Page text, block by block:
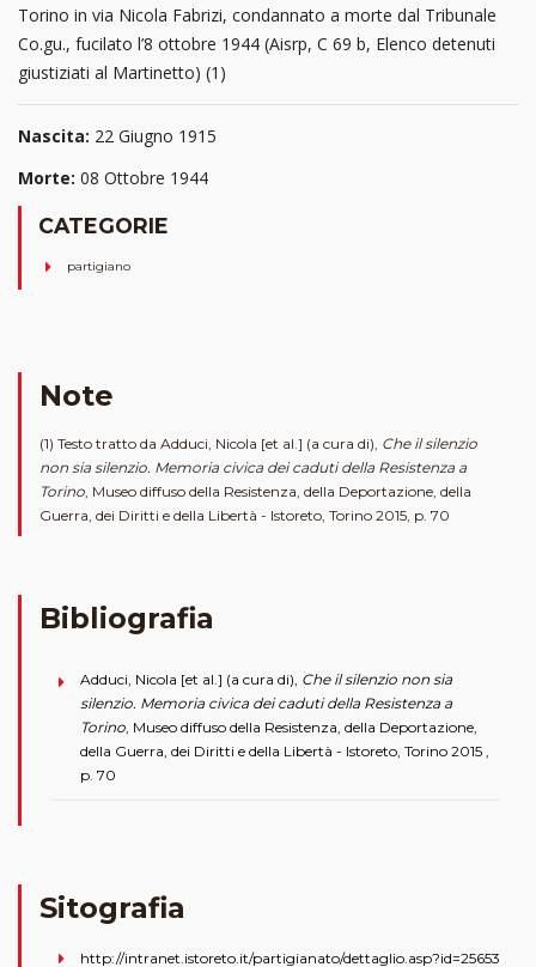
Torino in via Nicola Fabrizi, condannato a morte dal Tribunale
Co.gu., fucilato l’8 ottobre 1944 (Aisrp, C 69 b, Elenco detenuti
giustiziati al Martinetto) (1)
Nascita: 22 Giugno 1915
Morte: 08 Ottobre 1944
CATEGORIE
partigiano
Note
(1) Testo tratto da Adduci, Nicola [et al.] (a cura di), Che il silenzio
non sia silenzio. Memoria civica dei caduti della Resistenza a
Torino, Museo diffuso della Resistenza, della Deportazione, della
Guerra, dei Diritti e della Libertà - Istoreto, Torino 2015, p. 70
Bibliografia
Adduci, Nicola [et al.] (a cura di), Che il silenzio non sia
silenzio. Memoria civica dei caduti della Resistenza a
Torino, Museo diffuso della Resistenza, della Deportazione,
della Guerra, dei Diritti e della Libertà - Istoreto, Torino 2015 ,
p. 70
Sitografia
http://intranet.istoreto.it/partigianato/dettaglio.asp?id=25653